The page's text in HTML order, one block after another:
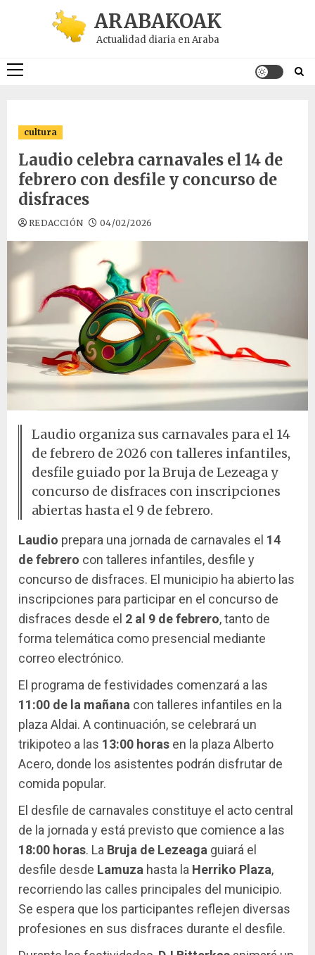
ARABAKOAK
Actualidad diaria en Araba
Menú
cultura
Laudio celebra carnavales el 14 de
febrero con desfile y concurso de
disfraces
REDACCIÓN 04/02/2026
Laudio organiza sus carnavales para el 14
de febrero de 2026 con talleres infantiles,
desfile guiado por la Bruja de Lezeaga y
concurso de disfraces con inscripciones
abiertas hasta el 9 de febrero.
Laudio prepara una jornada de carnavales el 14
de febrero con talleres infantiles, desfile y
concurso de disfraces. El municipio ha abierto las
inscripciones para participar en el concurso de
disfraces desde el 2 al 9 de febrero, tanto de
forma telemática como presencial mediante
correo electrónico.
El programa de festividades comenzará a las
11:00 de la mañana con talleres infantiles en la
plaza Aldai. A continuación, se celebrará un
trikipoteo a las 13:00 horas en la plaza Alberto
Acero, donde los asistentes podrán disfrutar de
comida popular.
El desfile de carnavales constituye el acto central
de la jornada y está previsto que comience a las
18:00 horas. La Bruja de Lezeaga guiará el
desfile desde Lamuza hasta la Herriko Plaza,
recorriendo las calles principales del municipio.
Se espera que los participantes reflejen diversas
profesiones en sus disfraces durante el desfile.